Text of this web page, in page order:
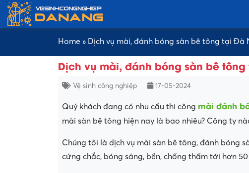
Home » Dịch vụ mài, đánh bóng sàn bê tông tại Đà
Dịch vụ mài, đánh bóng sàn bê
Vệ sinh công nghiệp 17-05-2024
Quý khách đang có nhu cầu thi công mài đánh
mài sàn bê tông hiện nay là bao nhiêu? Công ty
Chúng tôi là dịch vụ mài sàn bê tông, đánh bóng
cứng chắc, bóng sáng, bền, chống thấm tới hơn